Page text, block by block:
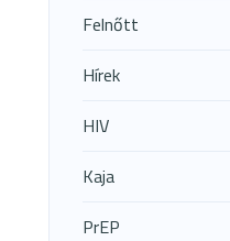
Felnőtt
Hírek
HIV
Kaja
PrEP